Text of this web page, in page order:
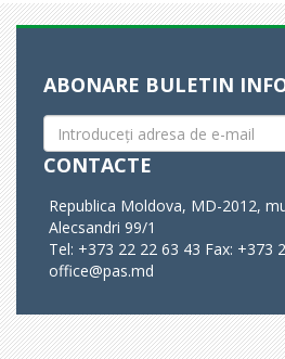
ABONARE BULETIN
CONTACTE
Republica Moldova, MD-2012,
Alecsandri 99/1
Tel: +373 22 22 63 43 Fax: +373
office@pas.md